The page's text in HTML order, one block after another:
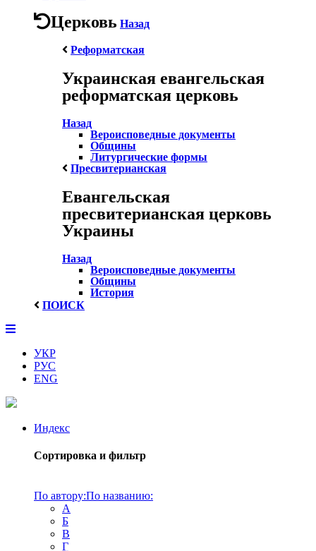
Церковь Назад
Реформатская
Украинская евангельская
реформатская церковь
Назад
Вероисповедные документы
Общины
Литургические формы
Пресвитерианская
Евангельская
пресвитерианская церковь
Украины
Назад
Вероисповедные документы
Общины
История
ПОИСК
УКР
РУС
ENG
Индекс
Сортировка и фильтр
По автору:По названию:
А
Б
В
Г